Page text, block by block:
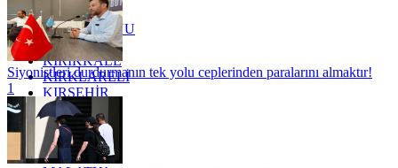
KARS
KASTAMONU
KAYSERİ
KIRIKKALE
KIRKLARELİ
KIRŞEHİR
KOCAELİ
KONYA
KÜTAHYA
KİLİS
Siyonistleri durdurmanın tek yolu ceplerinden paralarını almaktır!
1